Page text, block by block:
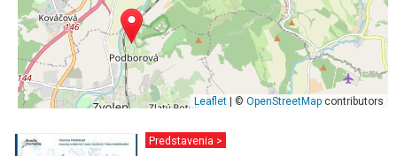
Leaflet | © OpenStreetMap contributors
Predstavenia >